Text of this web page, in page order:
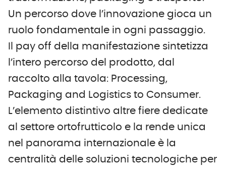
Un percorso dove l’innovazione gioca un
ruolo fondamentale in ogni passaggio.
Il pay off della manifestazione sintetizza
l’intero percorso del prodotto, dal
raccolto alla tavola: Processing,
Packaging and Logistics to Consumer.
L’elemento distintivo altre fiere dedicate
al settore ortofrutticolo e la rende unica
nel panorama internazionale è la
centralità delle soluzioni tecnologiche per